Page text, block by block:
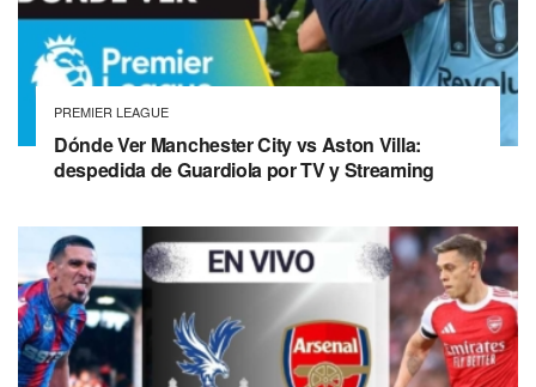
PREMIER LEAGUE
Dónde Ver Manchester City vs Aston Villa:
despedida de Guardiola por TV y Streaming